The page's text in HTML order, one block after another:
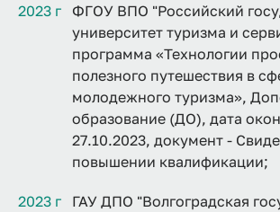
2023 г
ФГОУ ВПО "Российский
университет туризма и
программа «Технологии
полезного путешествия в
молодежного туризма»,
образование (ДО), дата
27.10.2023, документ -
повышении квалификации;
2023 г
ГАУ ДПО "Волгоградская